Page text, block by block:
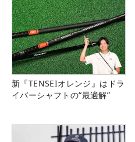
新『TENSEIオレンジ』はドラ
イバーシャフトの“最適解”